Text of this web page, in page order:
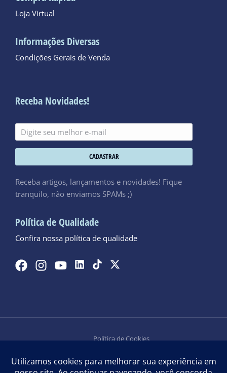
Loja Virtual
Informações Diversas
Condições Gerais de Venda
Receba Novidades!
CADASTRAR
Receba artigos, lançamentos e novidades! Fique
tranquilo, não enviamos SPAMs ;)
Política de Qualidade
Confira nossa política de qualidade
Política de Cookies
Política de Privacidade